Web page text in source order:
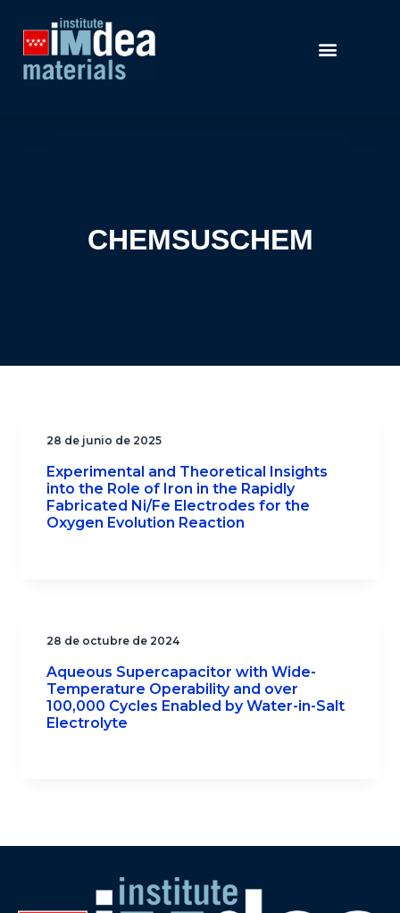
CHEMSUSCHEM
28 de junio de 2025
Experimental and Theoretical Insights
into the Role of Iron in the Rapidly
Fabricated Ni/Fe Electrodes for the
Oxygen Evolution Reaction
28 de octubre de 2024
Aqueous Supercapacitor with Wide-
Temperature Operability and over
100,000 Cycles Enabled by Water-in-Salt
Electrolyte